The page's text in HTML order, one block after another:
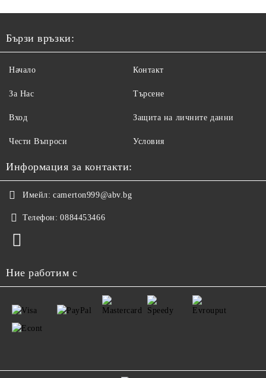
Бързи връзки:
Начало
За Нас
Вход
Чести Въпроси
Контакт
Търсене
Защита на личните данни
Условия
Информация за контакти:
Имейл: camerton999@abv.bg
Телефон: 0884453466
Ние работим с